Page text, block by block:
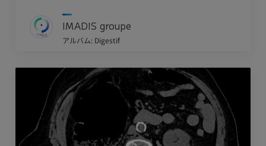
IMADIS groupe
アルバム: Digestif